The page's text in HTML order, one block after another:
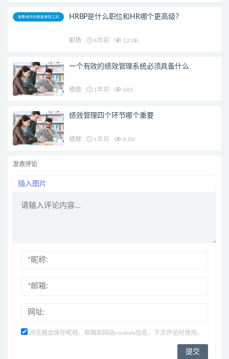
HRBP是什么职位和HR哪个更高级？
职场 4年前 12.0K
一个有效的绩效管理系统必须具备什么
绩效 1年前 681
绩效管理四个环节哪个重要
绩效 1年前 8.8K
发表评论
插入图片
浏览器会保存昵称、邮箱和网站cookies信息，下次评论时使用。